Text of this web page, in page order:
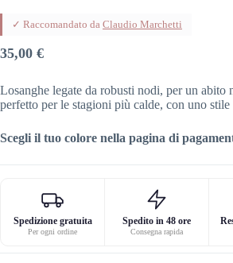
✓ Raccomandato da Claudio Marchetti
35,00 €
Losanghe legate da robusti nodi, per un abito
perfetto per le stagioni più calde, con uno
Scegli il tuo colore nella pagina di
Spedizione gratuita
Per ogni ordine
Spedito in 48 ore
Consegna rapida